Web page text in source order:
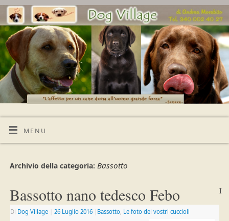
MENU
Archivio della categoria: Bassotto
Bassotto nano tedesco Febo
Di Dog Village 26 Luglio 2016 Bassotto, Le foto dei vostri cuccioli
I